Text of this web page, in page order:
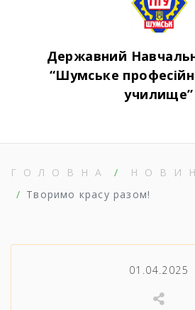
Державний
“Шумське
училище”
ГОЛОВНА
Творимо красу разом!
01.04.2025